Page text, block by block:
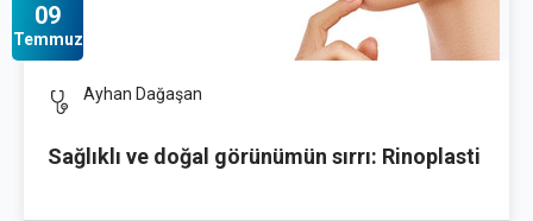
09
Temmuz
Ayhan Dağaşan
Sağlıklı ve doğal görünümün sırrı: Rinoplasti